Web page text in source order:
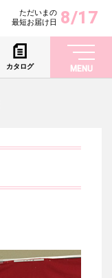
ただいまの
最短お届け日
8/17
カタログ MENU